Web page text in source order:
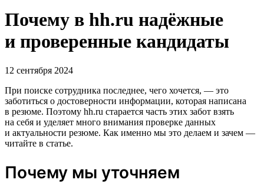
Почему в hh.ru надёжные
и проверенные кандидаты
12 сентября 2024
При поиске сотрудника последнее, чего хочется, — это
заботиться о достоверности информации, которая написана
в резюме. Поэтому hh.ru старается часть этих забот взять
на себя и уделяет много внимания проверке данных
и актуальности резюме. Как именно мы это делаем и зачем —
читайте в статье.
Почему мы уточняем